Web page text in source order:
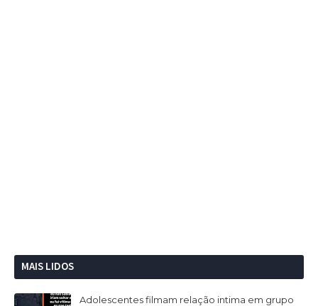
MAIS LIDOS
Adolescentes filmam relação intima em grupo